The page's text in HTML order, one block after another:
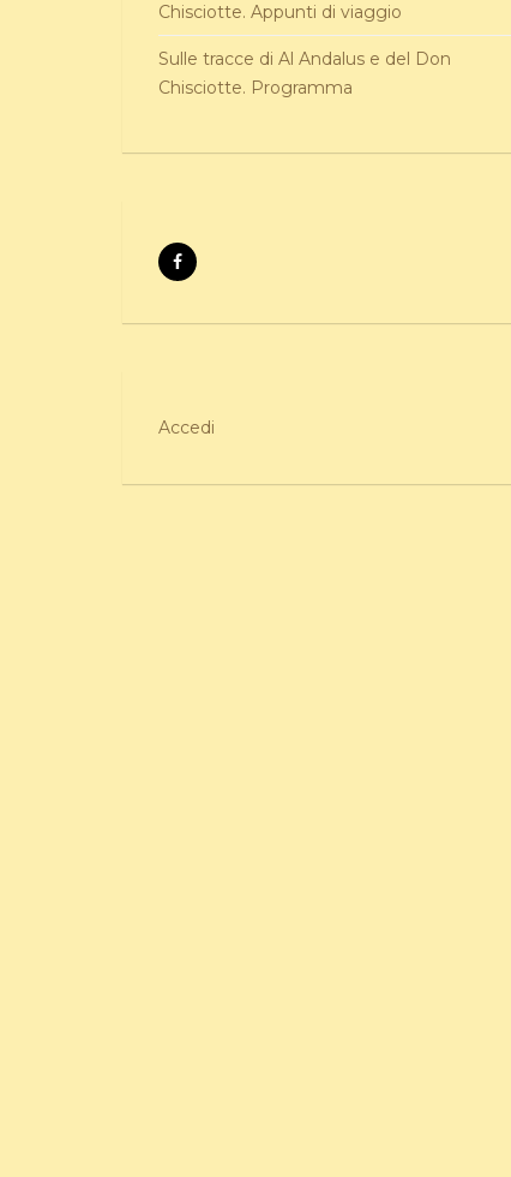
Chisciotte. Appunti di viaggio
Sulle tracce di Al Andalus e del Don
Chisciotte. Programma
Accedi